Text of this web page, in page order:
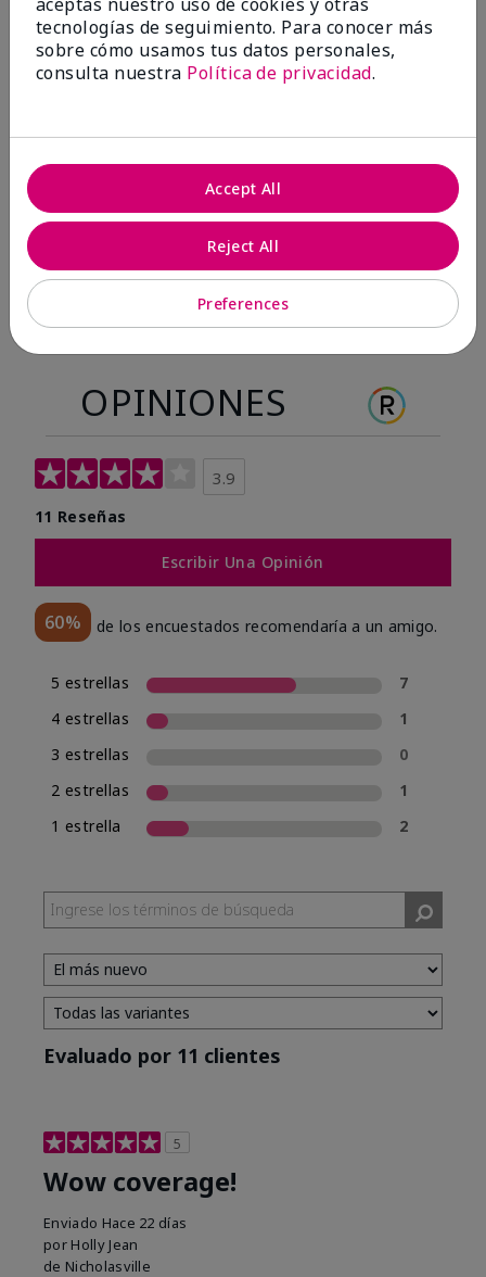
Antes & después
Antes
Después
Antes
Después
OPINIONES
3.9
11 Reseñas
Escribir Una Opinión
60% de los encuestados recomendaría a un amigo.
5 estrellas
7
4 estrellas
1
3 estrellas
0
2 estrellas
1
1 estrella
2
Evaluado por 11 clientes
5
Wow coverage!
Enviado Hace 22 días
por Holly Jean
de Nicholasville
tecnologías de seguimiento. Para conocer más
sobre cómo usamos tus datos personales,
consulta nuestra Política de privacidad.
Preferences
Reject All
Accept All